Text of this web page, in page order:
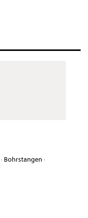
· Bohrstangen ·